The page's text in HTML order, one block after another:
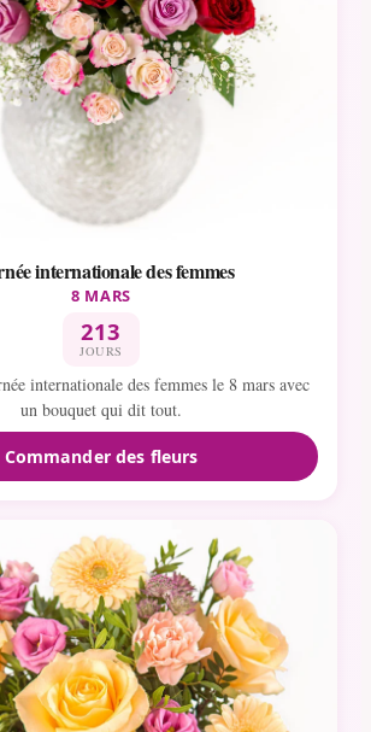
internationale des femmes
8 MARS
213
JOURS
internationale des femmes le 8 mars avec
un bouquet qui dit tout.
Commander des fleurs